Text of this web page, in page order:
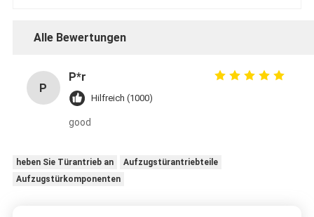
Alle Bewertungen
P
P*r
Hilfreich (1000)
good
heben Sie Türantrieb an
Aufzugstürantriebteile
Aufzugstürkomponenten